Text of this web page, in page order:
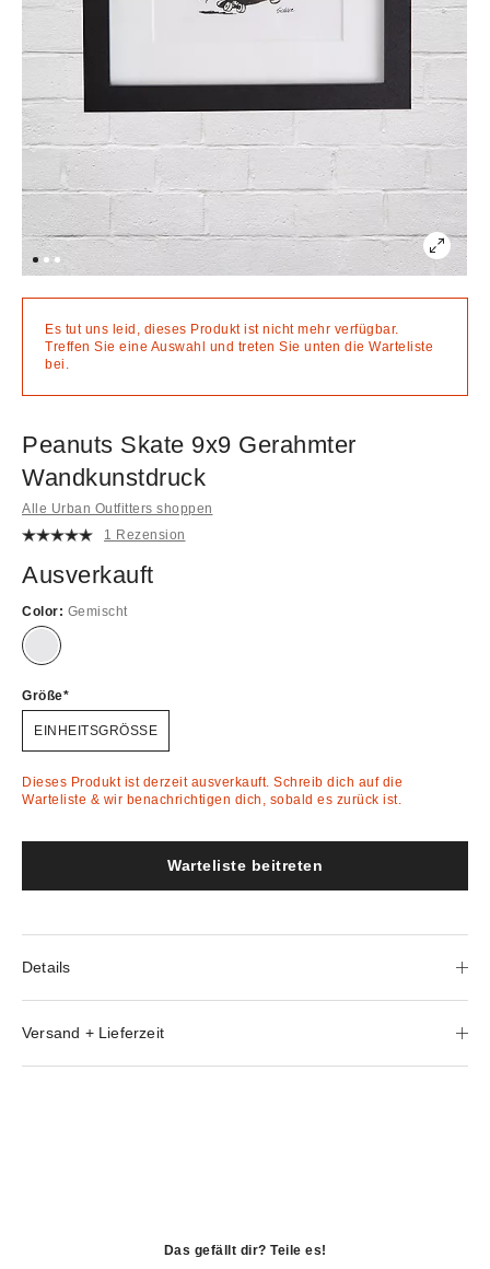
Es tut uns leid, dieses Produkt ist nicht mehr verfügbar.
Treffen Sie eine Auswahl und treten Sie unten die Warteliste
bei.
Peanuts Skate 9x9 Gerahmter
Wandkunstdruck
Alle Urban Outfitters shoppen
1 Rezension
Ausverkauft
Color: Gemischt
Ausverkauft!
Größe
EINHEITSGRÖSSE
Dieses Produkt ist derzeit ausverkauft. Schreib dich auf die
Warteliste & wir benachrichtigen dich, sobald es zurück ist.
Warteliste beitreten
Details
Versand + Lieferzeit
Das gefällt dir? Teile es!